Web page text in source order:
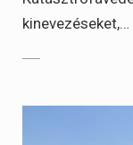
kinevezéseket,…